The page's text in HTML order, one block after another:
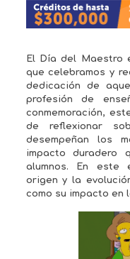
El Día del Maestro
que celebramos y
dedicación de
profesión de
conmemoración,
de reflexionar
desempeñan los
impacto
alumnos. En este
origen y la
como su impacto en